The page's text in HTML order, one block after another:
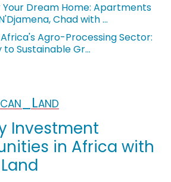
Your Dream Home: Apartments
Chad with ...
Agro-Processing Sector:
Sustainable Gr...
Investment
in Africa with